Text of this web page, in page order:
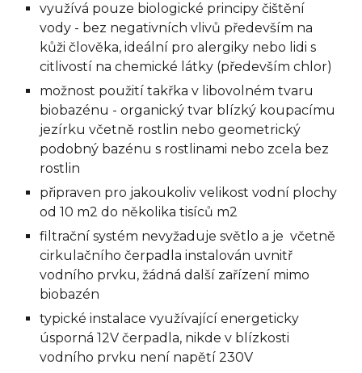
využívá pouze biologické principy čištění
vody - bez negativních vlivů především na
kůži člověka, ideální pro alergiky nebo lidi s
citlivostí na chemické látky (především chlor)
možnost použití takřka v libovolném tvaru
biobazénu - organický tvar blízký koupacímu
jezírku včetně rostlin nebo geometrický
podobný bazénu s rostlinami nebo zcela bez
rostlin
připraven pro jakoukoliv velikost vodní plochy
od 10 m2 do několika tisíců m2
filtrační systém nevyžaduje světlo a je včetně
cirkulačního čerpadla instalován uvnitř
vodního prvku, žádná další zařízení mimo
biobazén
typické instalace využívající energeticky
úsporná 12V čerpadla, nikde v blízkosti
vodního prvku není napětí 230V